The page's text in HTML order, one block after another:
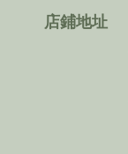
​店鋪地址